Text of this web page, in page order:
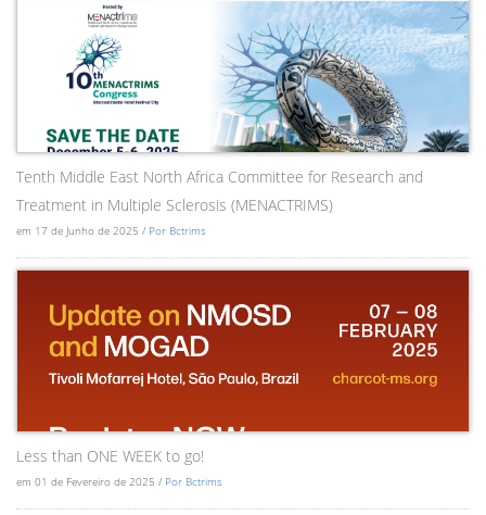
Tenth Middle East North Africa Committee for Research and
Treatment in Multiple Sclerosis (MENACTRIMS)
em 17 de Junho de 2025 / Por Bctrims
Less than ONE WEEK to go!
em 01 de Fevereiro de 2025 / Por Bctrims